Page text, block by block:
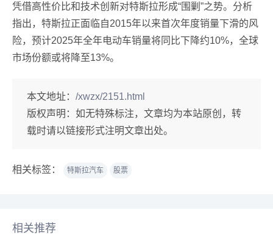
凭借高性价比和技术创新对特斯拉形成“围剿”之势。分析
指出，特斯拉正面临自2015年以来首次年度销量下滑的风
险，预计2025年全年电动车销量将同比下降约10%，全球
市场份额或将降至13%。
本文地址： /xwzx/2151.html
版权声明： 如无特殊标注，文章均为本站原创，转
载时请以链接形式注明文章出处。
相关标签： 特斯拉汽车 股票
相关推荐